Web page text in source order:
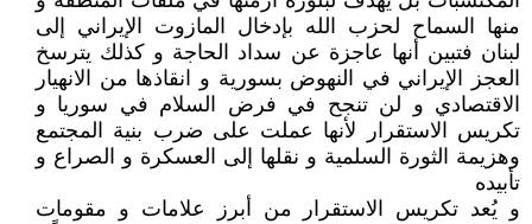
منها السماح لحزب الله بإدخال المازوت الإيراني إلى
لبنان فتبين أنها عاجزة عن سداد الحاجة و كذلك يترسخ
العجز الإيراني في النهوض بسورية و انقاذها من الانهيار
الاقتصادي و لن تنجح في فرض السلام في سوريا و
تكريس الاستقرار لأنها عملت على ضرب بنية المجتمع
وهزيمة الثورة السلمية و نقلها إلى العسكرة و الصراع و
تأبيده
و يُعد تكريس الاستقرار من أبرز علامات و مقومات